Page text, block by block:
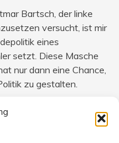
Bartsch, der linke
versucht, ist mir
eines
setzt. Diese Masche
nur dann eine Chance,
zu gestalten.